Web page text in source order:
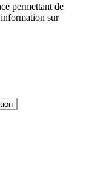
permettant de
sur